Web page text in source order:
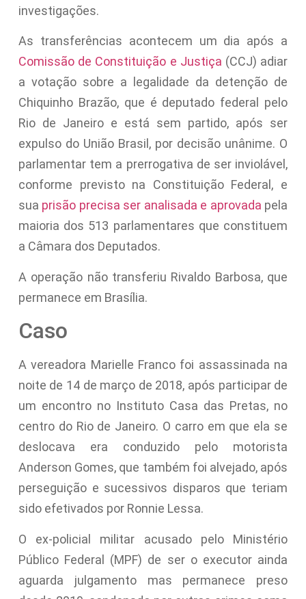
investigações.
As transferências acontecem um dia após a
Comissão de Constituição e Justiça (CCJ) adiar
a votação sobre a legalidade da detenção de
Chiquinho Brazão, que é deputado federal pelo
Rio de Janeiro e está sem partido, após ser
expulso do União Brasil, por decisão unânime. O
parlamentar tem a prerrogativa de ser inviolável,
conforme previsto na Constituição Federal, e
sua prisão precisa ser analisada e aprovada pela
maioria dos 513 parlamentares que constituem
a Câmara dos Deputados.
A operação não transferiu Rivaldo Barbosa, que
permanece em Brasília.
Caso
A vereadora Marielle Franco foi assassinada na
noite de 14 de março de 2018, após participar de
um encontro no Instituto Casa das Pretas, no
centro do Rio de Janeiro. O carro em que ela se
deslocava era conduzido pelo motorista
Anderson Gomes, que também foi alvejado, após
perseguição e sucessivos disparos que teriam
sido efetivados por Ronnie Lessa.
O ex-policial militar acusado pelo Ministério
Público Federal (MPF) de ser o executor ainda
aguarda julgamento mas permanece preso